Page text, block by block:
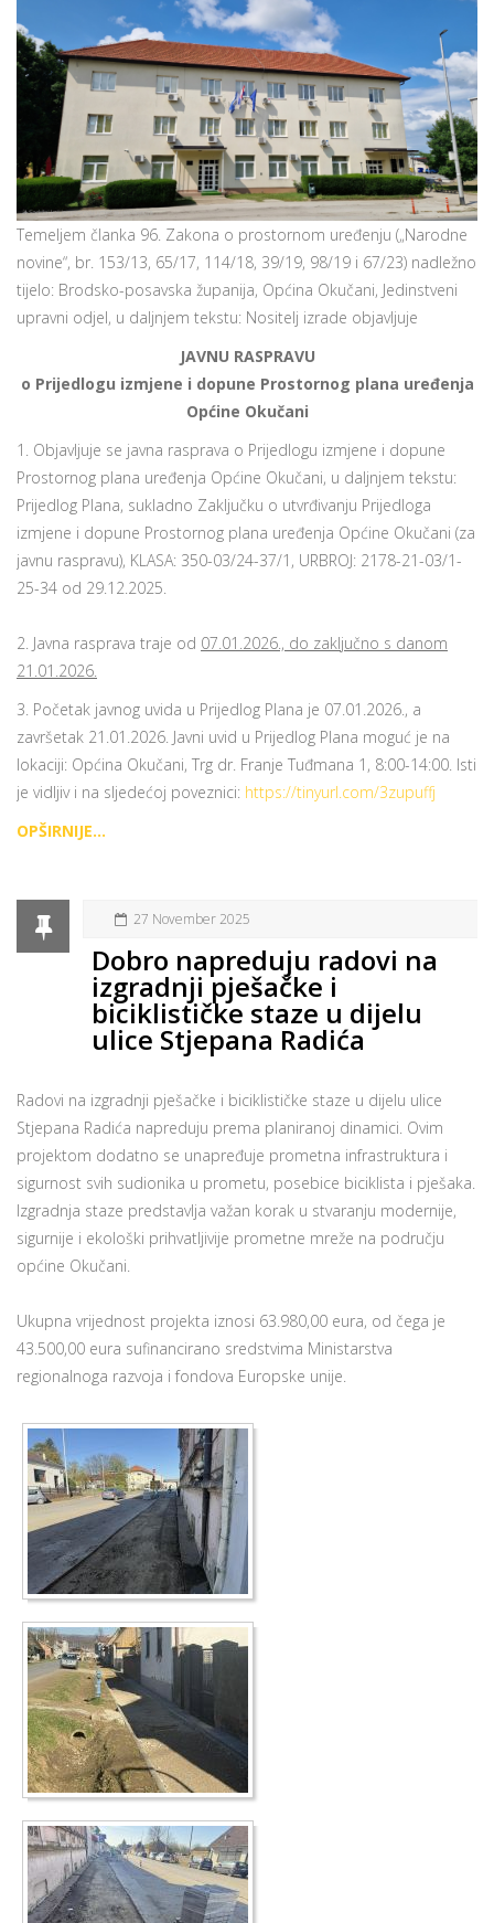
Temeljem članka 96. Zakona o prostornom uređenju („Narodne
novine“, br. 153/13, 65/17, 114/18, 39/19, 98/19 i 67/23) nadležno
tijelo: Brodsko-posavska županija, Općina Okučani, Jedinstveni
upravni odjel, u daljnjem tekstu: Nositelj izrade objavljuje
JAVNU RASPRAVU
o Prijedlogu izmjene i dopune Prostornog plana uređenja
Općine Okučani
1. Objavljuje se javna rasprava o Prijedlogu izmjene i dopune
Prostornog plana uređenja Općine Okučani, u daljnjem tekstu:
Prijedlog Plana, sukladno Zaključku o utvrđivanju Prijedloga
izmjene i dopune Prostornog plana uređenja Općine Okučani (za
javnu raspravu), KLASA: 350-03/24-37/1, URBROJ: 2178-21-03/1-
25-34 od 29.12.2025.
2. Javna rasprava traje od 07.01.2026., do zaključno s danom
21.01.2026.
3. Početak javnog uvida u Prijedlog Plana je 07.01.2026., a
završetak 21.01.2026. Javni uvid u Prijedlog Plana moguć je na
lokaciji: Općina Okučani, Trg dr. Franje Tuđmana 1, 8:00-14:00. Isti
je vidljiv i na sljedećoj poveznici: https://tinyurl.com/3zupuffj
OPŠIRNIJE...
27 November 2025
Dobro napreduju radovi na
izgradnji pješačke i
biciklističke staze u dijelu
ulice Stjepana Radića
Radovi na izgradnji pješačke i biciklističke staze u dijelu ulice
Stjepana Radića napreduju prema planiranoj dinamici. Ovim
projektom dodatno se unapređuje prometna infrastruktura i
sigurnost svih sudionika u prometu, posebice biciklista i pješaka.
Izgradnja staze predstavlja važan korak u stvaranju modernije,
sigurnije i ekološki prihvatljivije prometne mreže na području
općine Okučani.
Ukupna vrijednost projekta iznosi 63.980,00 eura, od čega je
43.500,00 eura sufinancirano sredstvima Ministarstva
regionalnoga razvoja i fondova Europske unije.